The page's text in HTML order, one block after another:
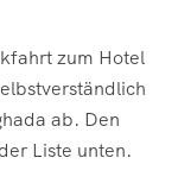
zum Hotel
ab. Den
Liste unten.